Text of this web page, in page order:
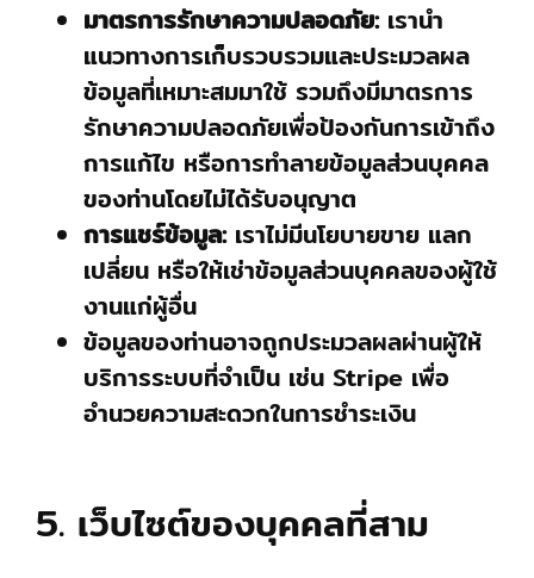
มาตรการรักษาความปลอดภัย:เรานำ
แนวทางการเก็บรวบรวมและประมวลผล
ข้อมูลที่เหมาะสมมาใช้ รวมถึงมีมาตรการ
รักษาความปลอดภัยเพื่อป้องกันการเข้าถึง
การแก้ไข หรือการทำลายข้อมูลส่วนบุคคล
ของท่านโดยไม่ได้รับอนุญาต
การแชร์ข้อมูล:เราไม่มีนโยบายขาย แลก
เปลี่ยน หรือให้เช่าข้อมูลส่วนบุคคลของผู้ใช้
งานแก่ผู้อื่น
ข้อมูลของท่านอาจถูกประมวลผลผ่านผู้ให้
บริการระบบที่จำเป็น เช่น Stripe เพื่อ
อำนวยความสะดวกในการชำระเงิน
5. เว็บไซต์ของบุคคลที่สาม